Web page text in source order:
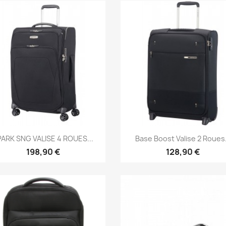
Aperçu rapide
SNG VALISE 4 ROUES...
198,90 €
Aperçu rapide
Base Boost Valise 2
128,90 €